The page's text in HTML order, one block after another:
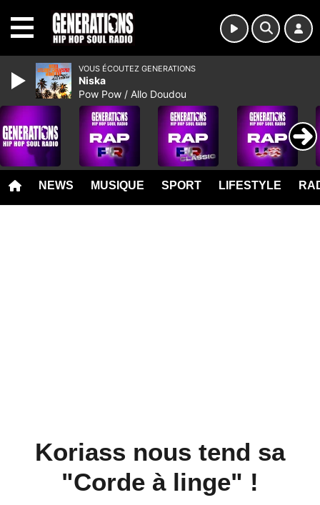
NEWS MUSIQUE SPORT LIFESTYLE
Koriass nous tend sa
"Corde à linge" !
VOUS ÉCOUTEZ GENERATIONS
Niska
Pow Pow / Allo Doudou